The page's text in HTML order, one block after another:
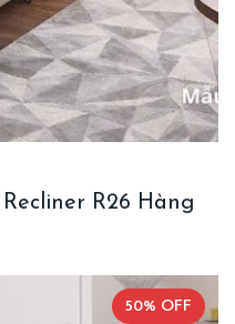
R26 Hàng
50% OFF